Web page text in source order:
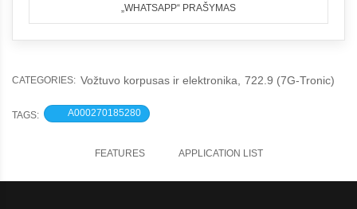
„WHATSAPP“ PRAŠYMAS
CATEGORIES: Vožtuvo korpusas ir elektronika 722.9 (7G-Tronic)
TAGS: A000270185280
FEATURES APPLICATION LIST